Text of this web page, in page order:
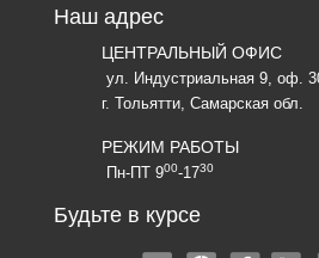
Наш адрес
ЦЕНТРАЛЬНЫЙ ОФИС
ул. Индустриальная 9, оф.
г. Тольятти, Самарская обл.
РЕЖИМ РАБОТЫ
Пн-ПТ 900-1730
Будьте в курсе